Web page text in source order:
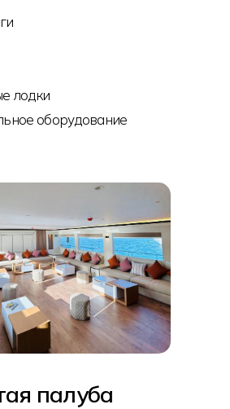
лодки
оборудование
палуба